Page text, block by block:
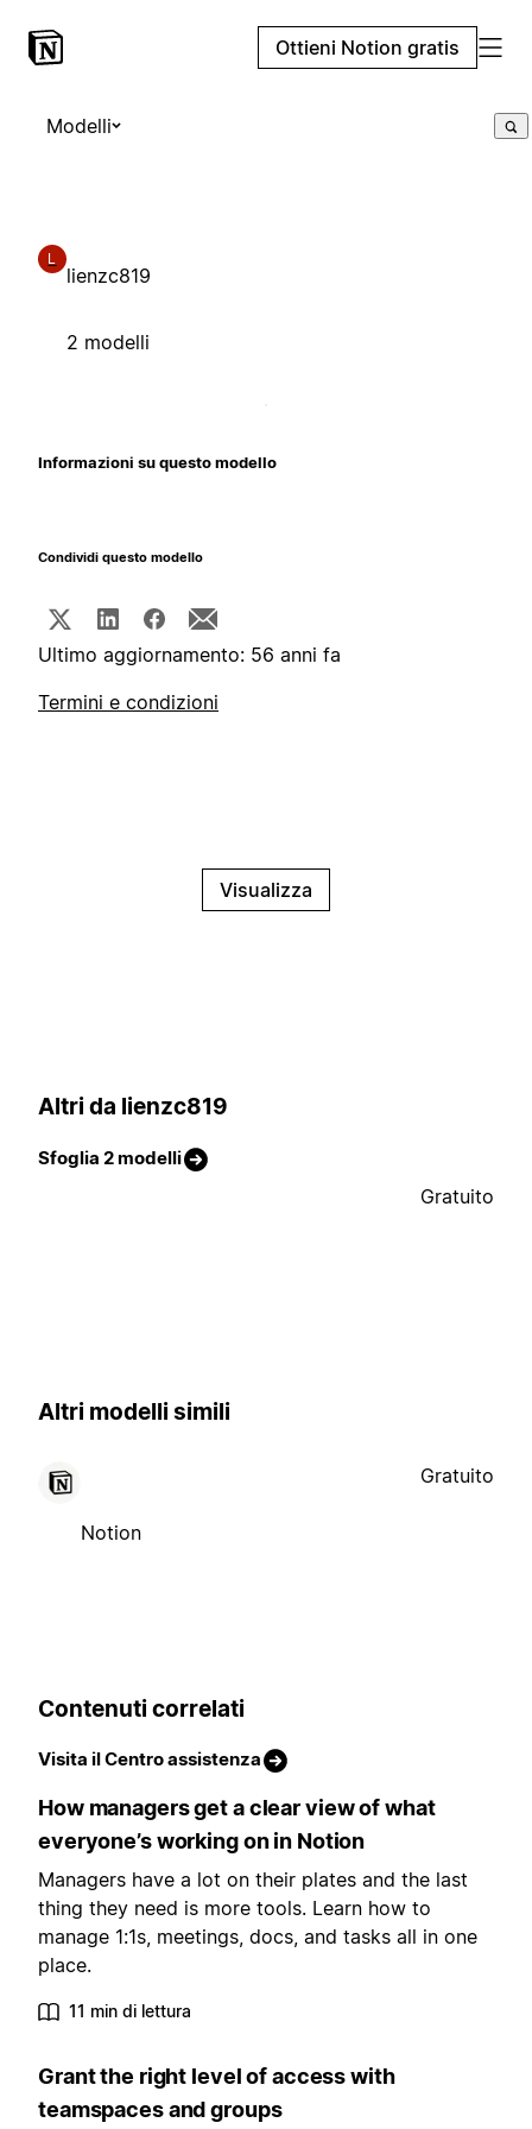
Ottieni Notion gratis
Modelli
L
lienzc819
2 modelli
Informazioni su questo modello
Condividi questo modello
Ultimo aggiornamento: 56 anni fa
Termini e condizioni
Visualizza
Altri da lienzc819
Sfoglia 2 modelli
Gratuito
Altri modelli simili
Notion
Gratuito
Contenuti correlati
Visita il Centro assistenza
How managers get a clear view of what
everyone’s working on in Notion
Managers have a lot on their plates and the last
thing they need is more tools. Learn how to
manage 1:1s, meetings, docs, and tasks all in one
place.
11 min di lettura
Grant the right level of access with
teamspaces and groups